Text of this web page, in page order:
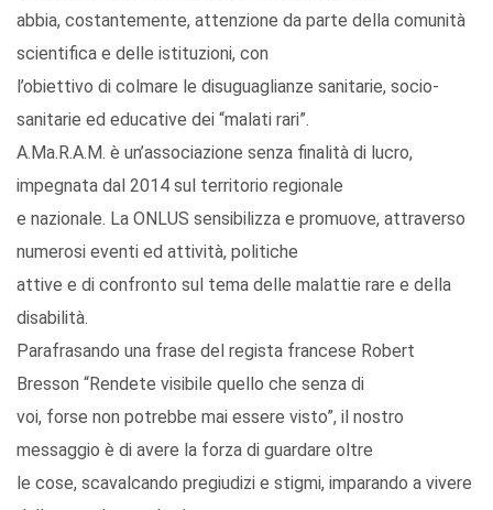
abbia, costantemente, attenzione da parte della comunità
scientifica e delle istituzioni, con
l’obiettivo di colmare le disuguaglianze sanitarie, socio-
sanitarie ed educative dei “malati rari”.
A.Ma.R.A.M. è un’associazione senza finalità di lucro,
impegnata dal 2014 sul territorio regionale
e nazionale. La ONLUS sensibilizza e promuove, attraverso
numerosi eventi ed attività, politiche
attive e di confronto sul tema delle malattie rare e della
disabilità.
Parafrasando una frase del regista francese Robert
Bresson “Rendete visibile quello che senza di
voi, forse non potrebbe mai essere visto”, il nostro
messaggio è di avere la forza di guardare oltre
le cose, scavalcando pregiudizi e stigmi, imparando a vivere